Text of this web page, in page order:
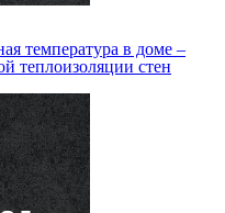
температура в доме –
теплоизоляции стен